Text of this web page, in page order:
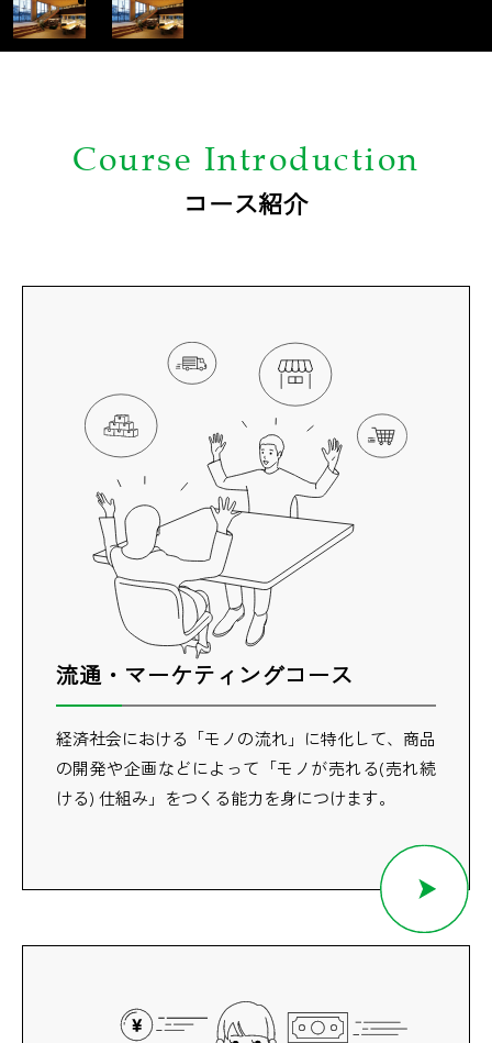
Course Introduction
コース紹介
流通・マーケティングコース
経済社会における「モノの流れ」に特化して、商品
の開発や企画などによって「モノが売れる(売れ続
ける) 仕組み」をつくる能力を身につけます。